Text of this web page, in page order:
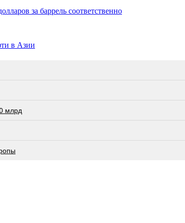
за баррель соответственно
в Азии
млрд